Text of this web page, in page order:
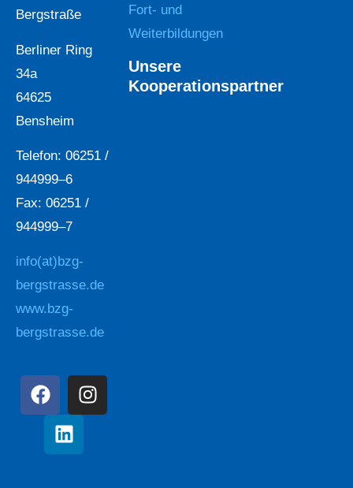
Bergstraße
Berliner Ring
34a
64625
Bensheim
Telefon: 06251 /
944999–6
Fax: 06251 /
944999–7
info(at)bzg-
bergstrasse.de
www.bzg-
bergstrasse.de
Fort- und
Weiterbildungen
Unsere
Kooperationspartner